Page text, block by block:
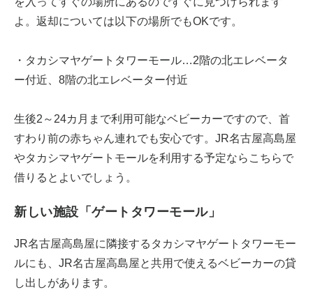
よ。返却については以下の場所でもOKです。
・タカシマヤゲートタワーモール…2階の北エレベータ
ー付近、8階の北エレベーター付近
生後2～24カ月まで利用可能なベビーカーですので、首
すわり前の赤ちゃん連れでも安心です。JR名古屋高島屋
やタカシマヤゲートモールを利用する予定ならこちらで
借りるとよいでしょう。
新しい施設「ゲートタワーモール」
JR名古屋高島屋に隣接するタカシマヤゲートタワーモー
ルにも、JR名古屋高島屋と共用で使えるベビーカーの貸
し出しがあります。